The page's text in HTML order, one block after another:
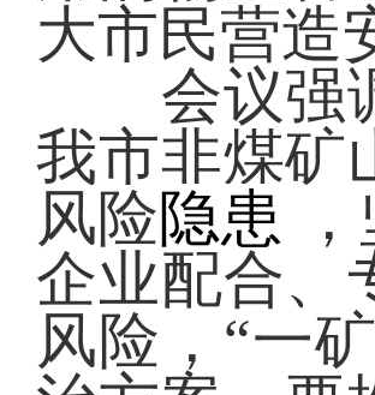
大市民营造
会议强调
我市非煤矿
风险隐患
企业配合、
风险，“一